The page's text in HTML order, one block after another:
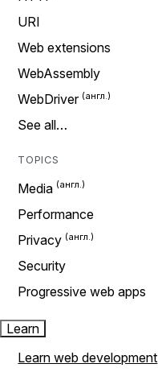
URI
Web extensions
WebAssembly
WebDriver
See all…
TOPICS
Media
Performance
Privacy
Security
Progressive web apps
Learn
Learn web development